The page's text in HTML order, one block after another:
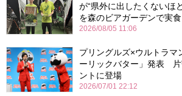
が“県外に出したくないほ
を森のビアガーデンで実食
2026/08/05 11:06
プリングルズ×ウルトラマ
ーリックバター」発表
ントに登場
2026/07/01 22:12